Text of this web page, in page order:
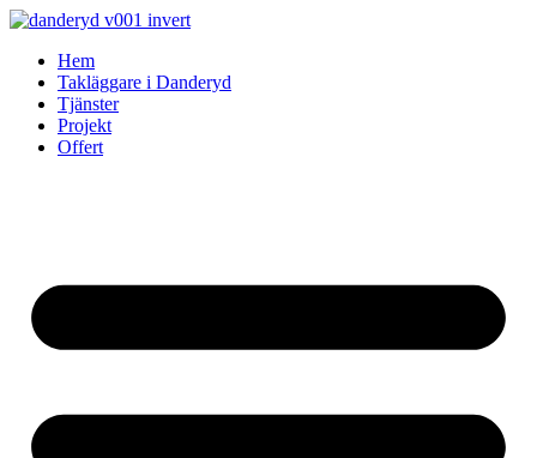
Skip
contentHem
Takläggare i Danderyd
Tjänster
Projekt
Offert